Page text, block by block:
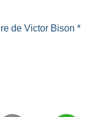
de Victor Bison *